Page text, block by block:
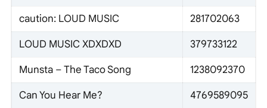
caution: LOUD MUSIC 281702063
LOUD MUSIC XDXDXD 379733122
Munsta – The Taco Song 1238092370
Can You Hear Me? 4769589095